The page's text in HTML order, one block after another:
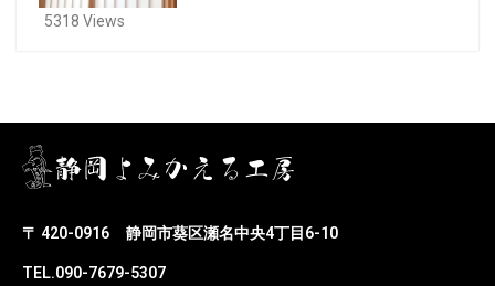
5318 Views
〒 420-0916 静岡市葵区瀬名中央4丁目6-10
TEL.090-7679-5307